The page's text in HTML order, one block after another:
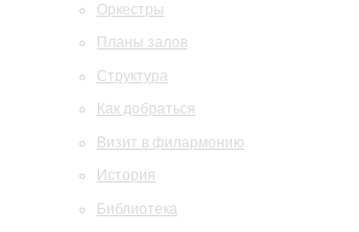
Оркестры
Планы залов
Структура
Как добраться
Визит в филармонию
История
Библиотека